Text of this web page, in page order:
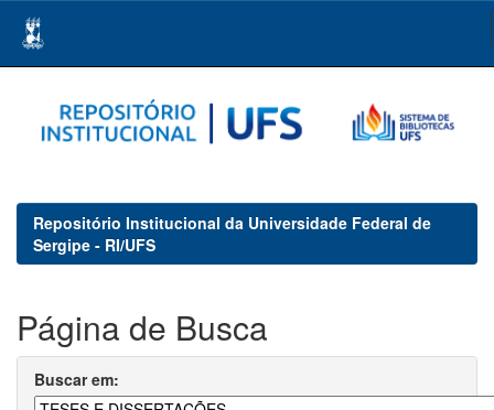
navigation
Repositório Institucional da Universidade Federal de
Sergipe - RI/UFS
Página de Busca
Buscar em: